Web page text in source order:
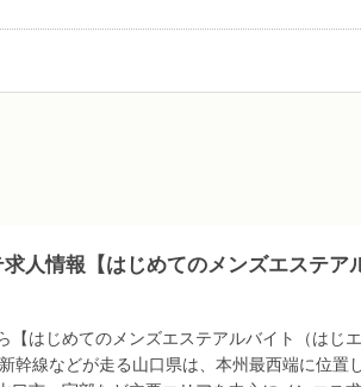
人情報【はじめてのメンズエステア
【はじめてのメンズエステアルバイト（はじ
幹線などが走る山口県は、本州最西端に位置